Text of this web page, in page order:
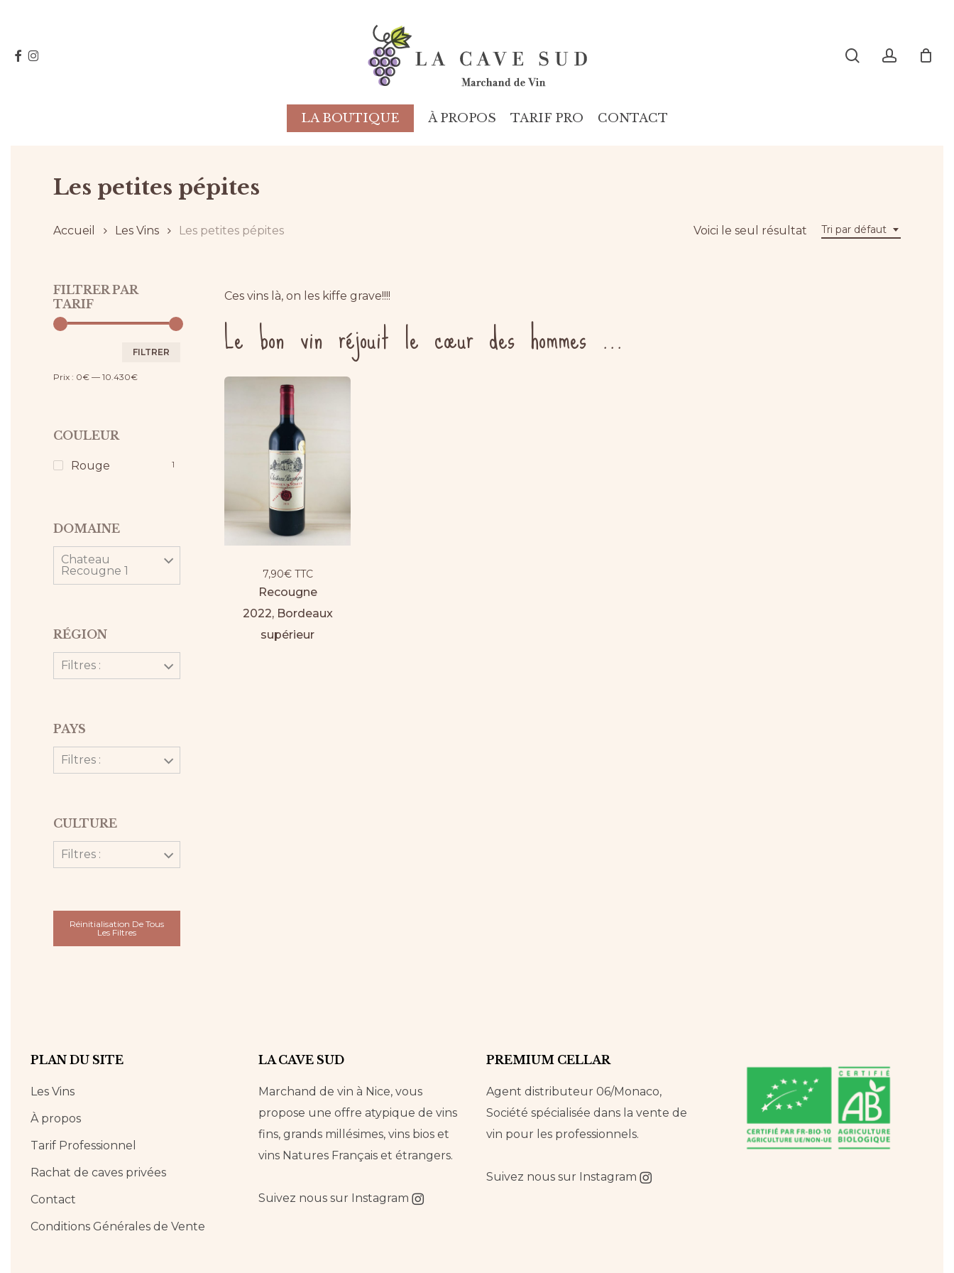
mainFACEBOOK
INSTAGRAM
LA BOUTIQUE À PROPOS TARIF PRO CONTACT
Les petites pépites
Tri par défaut
Voici le seul résultat
Accueil Les Vins Les petites pépites
FILTRER PAR
TARIF
FILTRER
Prix : 0€ — 10.430€
COULEUR
Rouge 1
DOMAINE
Chateau
Recougne 1
RÉGION
Filtres :
PAYS
Filtres :
CULTURE
Filtres :
Réinitialisation De Tous
Les Filtres
Ces vins là, on les kiffe grave!!!!
Le bon vin réjouit le cœur des hommes ...
7,90€ TTC
Recougne
2022, Bordeaux
supérieur
PLAN DU SITE
Les Vins
À propos
Tarif Professionnel
Rachat de caves privées
Contact
Conditions Générales de Vente
LA CAVE SUD
Marchand de vin à Nice, vous
propose une offre atypique de vins
fins, grands millésimes, vins bios et
vins Natures Français et étrangers.
Suivez nous sur Instagram
PREMIUM CELLAR
Agent distributeur 06/Monaco,
Société spécialisée dans la vente de
vin pour les professionnels.
Suivez nous sur Instagram